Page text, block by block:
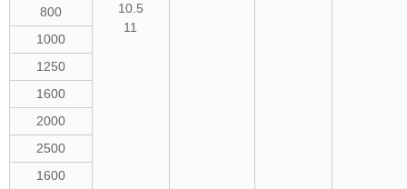
10.5
11
800
1000
1250
1600
2000
2500
1600